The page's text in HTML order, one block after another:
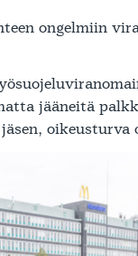
ongelmiin
jääneitä
oikeusturva